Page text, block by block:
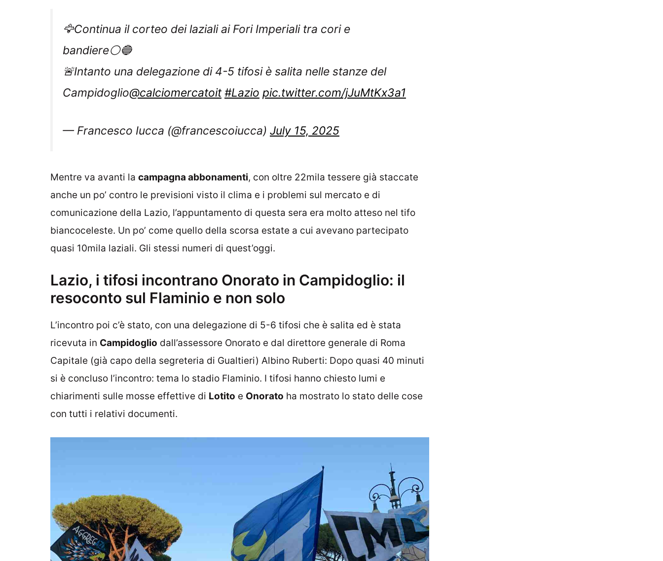
🦅Continua il corteo dei laziali ai Fori Imperiali tra cori e
bandiere⚪️🔵
🚨Intanto una delegazione di 4-5 tifosi è salita nelle stanze del
Campidoglio@calciomercatoit #Lazio pic.twitter.com/jJuMtKx3a1
— Francesco Iucca (@francescoiucca) July 15, 2025
Mentre va avanti la campagna abbonamenti, con oltre 22mila tessere già staccate
anche un po’ contro le previsioni visto il clima e i problemi sul mercato e di
comunicazione della Lazio, l’appuntamento di questa sera era molto atteso nel tifo
biancoceleste. Un po’ come quello della scorsa estate a cui avevano partecipato
quasi 10mila laziali. Gli stessi numeri di quest’oggi.
Lazio, i tifosi incontrano Onorato in Campidoglio: il
resoconto sul Flaminio e non solo
L’incontro poi c’è stato, con una delegazione di 5-6 tifosi che è salita ed è stata
ricevuta in Campidoglio dall’assessore Onorato e dal direttore generale di Roma
Capitale (già capo della segreteria di Gualtieri) Albino Ruberti: Dopo quasi 40 minuti
si è concluso l’incontro: tema lo stadio Flaminio. I tifosi hanno chiesto lumi e
chiarimenti sulle mosse effettive di Lotito e Onorato ha mostrato lo stato delle cose
con tutti i relativi documenti.